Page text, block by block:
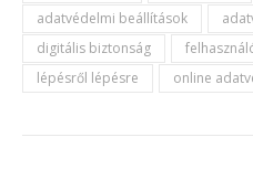
adatvédelmi beállítások
digitális biztonság
lépésről lépésre
online